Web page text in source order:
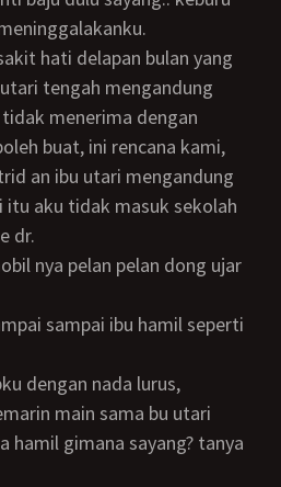
tengah mengandung
menerima dengan
buat, ini rencana kami,
an ibu utari mengandung
itu aku tidak masuk sekolah
dr.
dengan nada lurus,
hamil gimana sayang? tanya